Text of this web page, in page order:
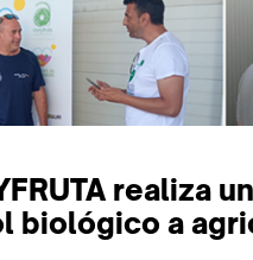
realiza
biológico a